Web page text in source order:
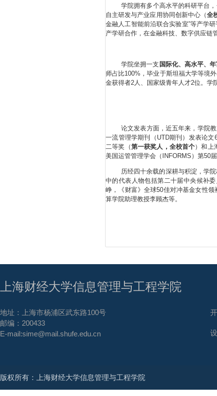
学院拥有多个高水平的科研平台
自主研发与产业应用协同创新中心（全
金融人工智能前沿联合实验室”等产学
产学研合作，在金融科技、数字供应链
学院坐拥一支 国际化、高水平、
师占比100%，毕业于斯坦福大学等境
金获得者2人、国家级青年人才2位。学
论文发表方面， 近五年来，学院
一流管理学期刊（UTD期刊）发表论
二等奖（第一获奖人，全校首个）和上
美国运管管理学会（INFORMS）第50
历经四十余载的深耕与积淀，学
中的代表人物包括第二十届中央候补
峥，《财富》全球50佳对冲基金女性
算学院助理教授李顾杰等。
上海财经大学信息管理与工程学院
地址：上海市杨浦区武东路100号
邮编：200433
E-mail:sime@mail.shufe.edu.cn
版权所有：上海财经大学信息管理与工程学院